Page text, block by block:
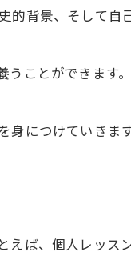
的背景、そして自
ことができます
身につけていきま
えば、個人レッス